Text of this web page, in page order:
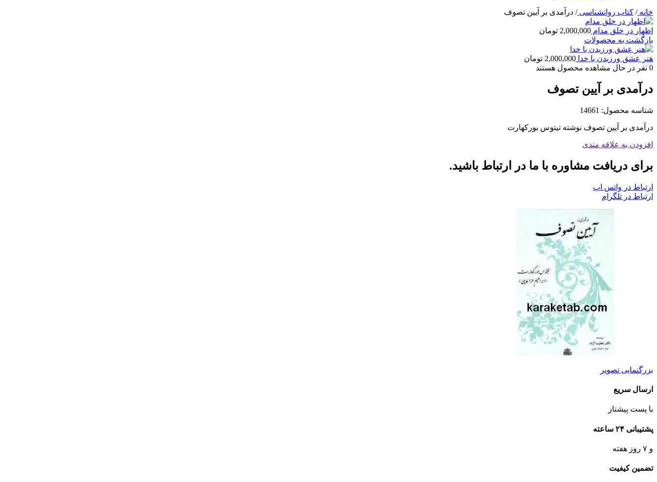
خانه/ کتاب روانشناسی/ درآمدی بر آیین تصوف
اظهار در خلق مدام 2,000,000 تومان
بازگشت به محصولات
هنر عشق ورزیدن با خدا 2,000,000 تومان
0 نفر در حال مشاهده محصول هستند
درآمدی بر آیین تصوف
شناسه محصول: 14661
درآمدی بر آیین تصوف نوشته تیتوس بورکهارت
افزودن به علاقه مندی
برای دریافت مشاوره با ما در ارتباط باشید.
ارتباط در واتس اپ
ارتباط در تلگرام
بزرگنمایی تصویر
ارسال سریع
با پست پیشتاز
پشتیبانی ۲۴ ساعته
و ۷ روز هفته
تضمین کیفیت